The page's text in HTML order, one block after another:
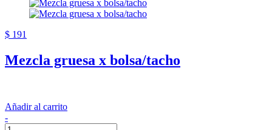
$ 191
Mezcla gruesa x bolsa/tacho
Añadir al carrito
-